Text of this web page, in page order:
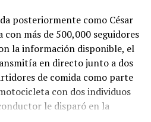
posteriormente como César
más de 500,000 seguidores
la información disponible, el
en directo junto a dos
de comida como parte
con dos individuos
le disparó en la